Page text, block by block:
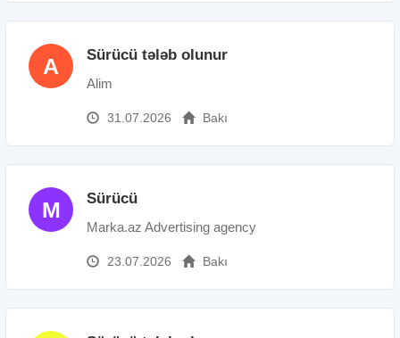
A Sürücü tələb olunur
Alim
31.07.2026 Bakı
M Sürücü
Marka.az Advertising agency
23.07.2026 Bakı